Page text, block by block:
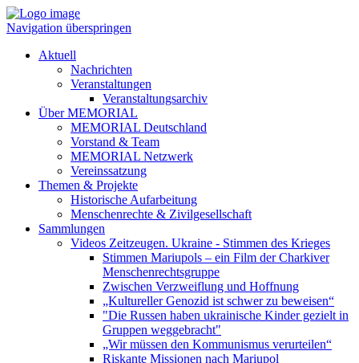
Navigation überspringen
Aktuell
Nachrichten
Veranstaltungen
Veranstaltungsarchiv
Über MEMORIAL
MEMORIAL Deutschland
Vorstand & Team
MEMORIAL Netzwerk
Vereinssatzung
Themen & Projekte
Historische Aufarbeitung
Menschenrechte & Zivilgesellschaft
Sammlungen
Videos Zeitzeugen. Ukraine - Stimmen des Krieges
Stimmen Mariupols – ein Film der Charkiver
Menschenrechtsgruppe
Zwischen Verzweiflung und Hoffnung
„Kultureller Genozid ist schwer zu beweisen“
"Die Russen haben ukrainische Kinder gezielt in
Gruppen weggebracht"
„Wir müssen den Kommunismus verurteilen“
Riskante Missionen nach Mariupol